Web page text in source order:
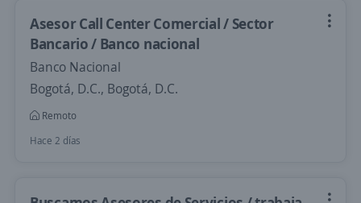
Asesor Call Center Comercial / Sector
Bancario / Banco nacional
Banco Nacional
Bogotá, D.C., Bogotá, D.C.
Remoto
Hace 2 días